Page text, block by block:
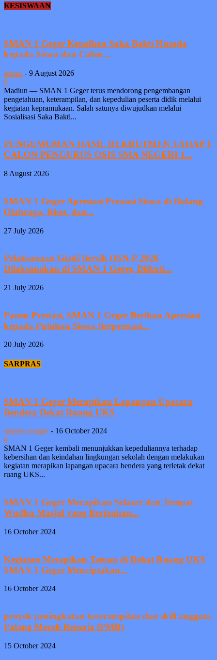
KESISWAAN
SMAN 1 Geger Kenalkan Saka Bakti Husada
kepada Siswa dan Calon...
admin - 9 August 2026
0
Madiun — SMAN 1 Geger terus mendorong pengembangan
pengetahuan, keterampilan, dan kepedulian peserta didik melalui
kegiatan kepramukaan. Salah satunya diwujudkan melalui
Sosialisasi Saka Bakti...
PENGUMUMAN HASIL REKRUTMEN TAHAP 1
CALON PENGURUS OSIS SMA NEGERI 1...
8 August 2026
SMAN 1 Geger Apresiasi Prestasi Siswa di Bidang
Olahraga, Riset, dan...
27 July 2026
Pelaksanaan Gladi Bersih OSN-P 2026
Dilaksanakan di SMAN 1 Geger, Diikuti...
21 July 2026
Panen Prestasi, SMAN 1 Geger Berikan Apresiasi
kepada Puluhan Siswa Berprestasi...
20 July 2026
SARPRAS
SMAN 1 Geger Merapikan Lapangan Upacara
Bendera Dekat Ruang UKS
sarpras smager - 16 October 2024
0
SMAN 1 Geger kembali menunjukkan kepeduliannya terhadap
kebersihan dan keindahan lingkungan sekolah dengan melakukan
kegiatan merapikan lapangan upacara bendera yang terletak dekat
ruang UKS...
SMAN 1 Geger Merapikan Selasar dan Tempat
Wudhu Masjid yang Berjauhan...
16 October 2024
Kegiatan Merapikan Taman di Dekat Ruang UKS
SMAN 1 Geger Menciptakan...
16 October 2024
proyek peningkatan keterampilan dan skill anggota
Palang Merah Remaja (PMR)
15 October 2024